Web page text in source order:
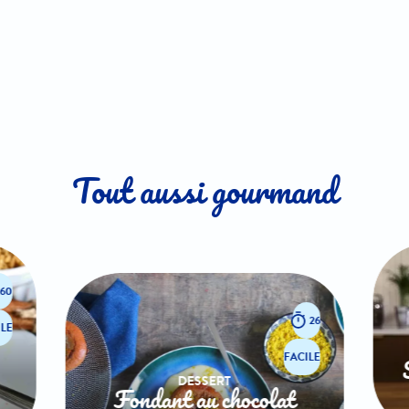
Tout aussi gourmand
60
26
FACILE
DESSERT
Fondant au chocolat